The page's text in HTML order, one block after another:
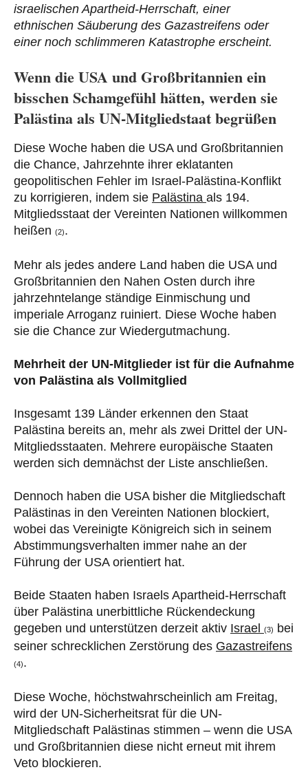
israelischen Apartheid-Herrschaft, einer
ethnischen Säuberung des Gazastreifens oder
einer noch schlimmeren Katastrophe erscheint.
Wenn die USA und Großbritannien ein
bisschen Schamgefühl hätten, werden sie
Palästina als UN-Mitgliedstaat begrüßen
Diese Woche haben die USA und Großbritannien
die Chance, Jahrzehnte ihrer eklatanten
geopolitischen Fehler im Israel-Palästina-Konflikt
zu korrigieren, indem sie Palästina als 194.
Mitgliedsstaat der Vereinten Nationen willkommen
heißen (2).
Mehr als jedes andere Land haben die USA und
Großbritannien den Nahen Osten durch ihre
jahrzehntelange ständige Einmischung und
imperiale Arroganz ruiniert. Diese Woche haben
sie die Chance zur Wiedergutmachung.
Mehrheit der UN-Mitglieder ist für die Aufnahme
von Palästina als Vollmitglied
Insgesamt 139 Länder erkennen den Staat
Palästina bereits an, mehr als zwei Drittel der UN-
Mitgliedsstaaten. Mehrere europäische Staaten
werden sich demnächst der Liste anschließen.
Dennoch haben die USA bisher die Mitgliedschaft
Palästinas in den Vereinten Nationen blockiert,
wobei das Vereinigte Königreich sich in seinem
Abstimmungsverhalten immer nahe an der
Führung der USA orientiert hat.
Beide Staaten haben Israels Apartheid-Herrschaft
über Palästina unerbittliche Rückendeckung
gegeben und unterstützen derzeit aktiv Israel (3)
bei
seiner schrecklichen Zerstörung des Gazastreifens
(4).
Diese Woche, höchstwahrscheinlich am Freitag,
wird der UN-Sicherheitsrat für die UN-
Mitgliedschaft Palästinas stimmen – wenn die USA
und Großbritannien diese nicht erneut mit ihrem
Veto blockieren.